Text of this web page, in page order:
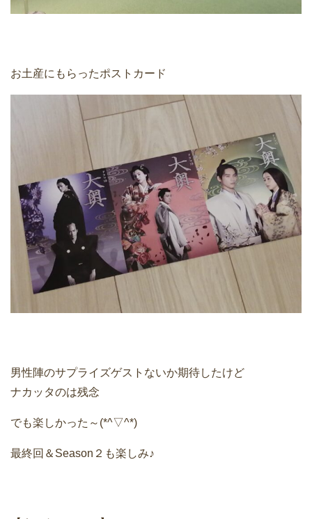
お土産にもらったポストカード
男性陣のサプライズゲストないか期待したけど
ナカッタのは残念
でも楽しかった～(*^▽^*)
最終回＆Season２も楽しみ♪